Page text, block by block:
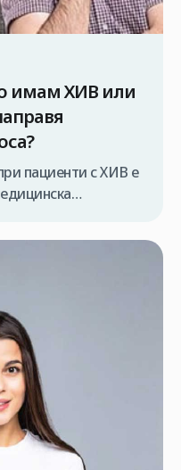
имам ХИВ или
пациенти с ХИВ е
медицински екип
В противен
на вируса
ако обмисляте
FUE в Турция,
[…]